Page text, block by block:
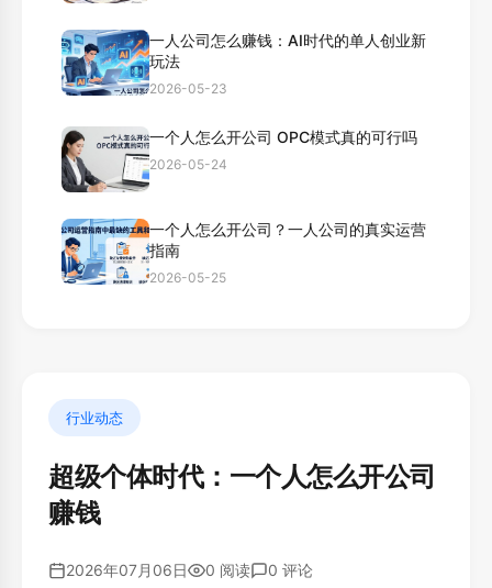
行业动态
超级个体时代：一个人怎么开公司
赚钱
2026年07月06日 0 阅读 0 评论
一人公司怎么赚钱：AI时代的单人创业新
玩法
2026-05-23
一个人怎么开公司 OPC模式真的可行吗
2026-05-24
一个人怎么开公司？一人公司的真实运营
指南
2026-05-25